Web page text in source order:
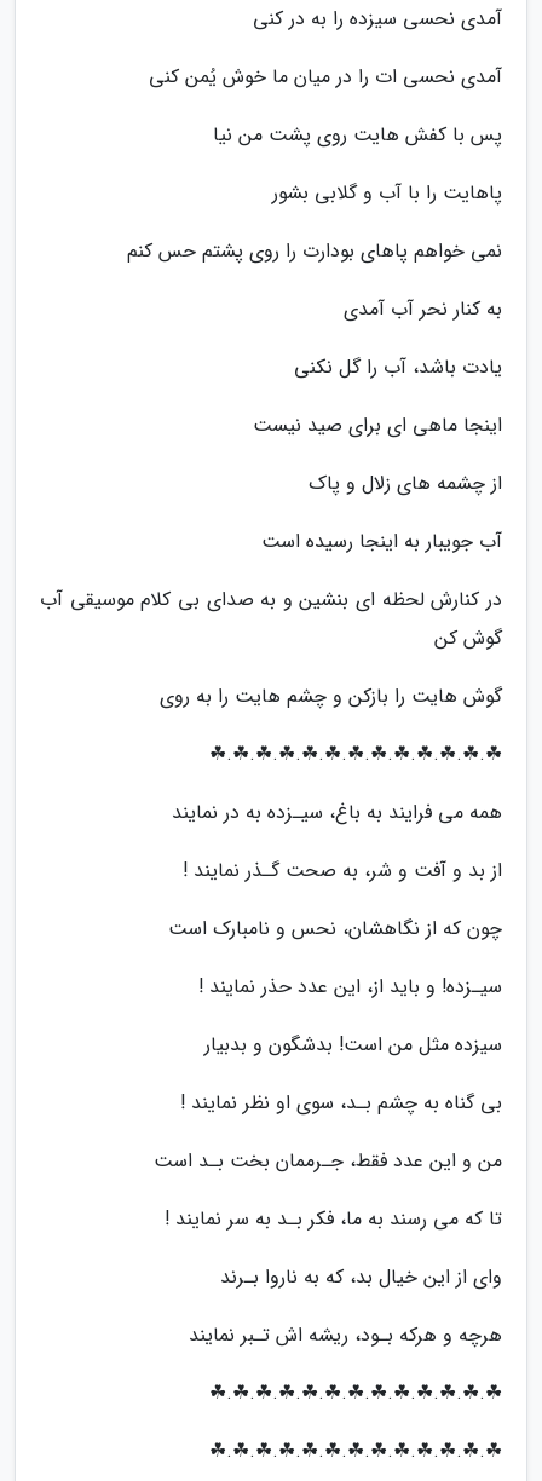
آمدی نحسی سیزده را به در کنی
آمدی نحسی ات را در میان ما خوش یُمن کنی
پس با کفش هایت روی پشت من نیا
پاهایت را با آب و گلابی بشور
نمی خواهم پاهای بودارت را روی پشتم حس کنم
به کنار نحر آب آمدی
یادت باشد، آب را گل نکنی
اینجا ماهی ای برای صید نیست
از چشمه های زلال و پاک
آب جویبار به اینجا رسیده است
در کنارش لحظه ای بنشین و به صدای بی کلام موسیقی آب
گوش کن
گوش هایت را بازکن و چشم هایت را به روی
☘.☘.☘.☘.☘.☘.☘.☘.☘.☘.☘.☘.☘
همه می فرایند به باغ، سیـزده به در نمایند
از بد و آفت و شر، به صحت گـذر نمایند !
چون که از نگاهشان، نحس و نامبارک است
سیـزده! و باید از، این عدد حذر نمایند !
سیزده مثل من است! بدشگون و بدبیار
بی گناه به چشم بـد، سوی او نظر نمایند !
من و این عدد فقط، جـرممان بخت بـد است
تا که می رسند به ما، فکر بـد به سر نمایند !
وای از این خیال بد، که به ناروا بـرند
هرچه و هرکه بـود، ریشه اش تـبر نمایند
☘.☘.☘.☘.☘.☘.☘.☘.☘.☘.☘.☘.☘
☘.☘.☘.☘.☘.☘.☘.☘.☘.☘.☘.☘.☘